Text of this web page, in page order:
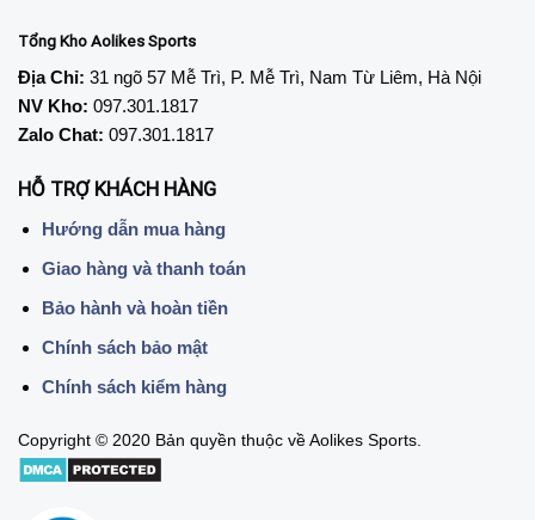
Tổng Kho Aolikes Sports
Địa Chỉ: 31 ngõ 57 Mễ Trì, P. Mễ Trì, Nam Từ Liêm, Hà Nội
NV Kho: 097.301.1817
Zalo Chat: 097.301.1817
HỖ TRỢ KHÁCH HÀNG
Hướng dẫn mua hàng
Giao hàng và thanh toán
Bảo hành và hoàn tiền
Chính sách bảo mật
Chính sách kiểm hàng
Copyright © 2020 Bản quyền thuộc về Aolikes Sports.